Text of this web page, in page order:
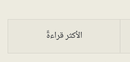
الأكثر قراءةً